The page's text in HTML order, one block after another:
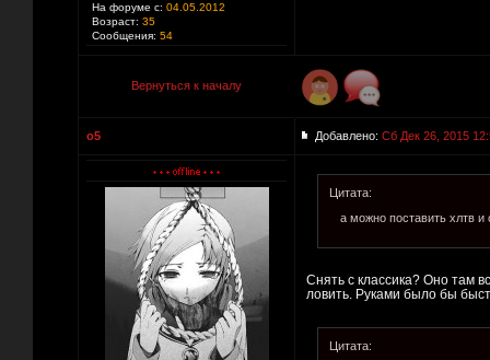
На форуме с: 04.05.2012
Возраст: 35
Сообщения: 54
Вернуться к началу
o5 Добавлено: Сб Дек 26, 2015
Цитата:
а можно поставить хлтв и
Снять с классика? Оно там
ловить. Руками было бы
Цитата: